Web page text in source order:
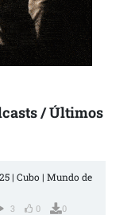
/ Últimos
| Cubo | Mundo de
3 0 0